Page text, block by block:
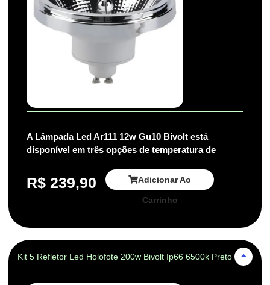
A Lâmpada Led Ar111 12w Gu10 Bivolt está
disponível em três opções de temperatura de
R$ 239,90 Adicionar Ao
Carrinho
Kit 5 Refletor Led Holofote 200w Bivolt Ip66 6500k Preto